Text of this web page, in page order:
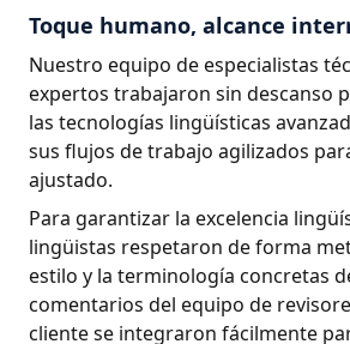
Toque humano, alcance
Nuestro equipo de especialistas
expertos trabajaron sin descanso
las tecnologías lingüísticas
sus flujos de trabajo agilizados
ajustado.
Para garantizar la excelencia
lingüistas respetaron de forma
estilo y la terminología concretas
comentarios del equipo de
cliente se integraron fácilmente